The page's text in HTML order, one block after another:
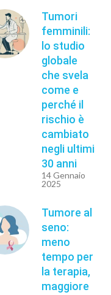
Tumori
femminili:
lo studio
globale
che svela
come e
perché il
rischio è
cambiato
negli ultimi
30 anni
14 Gennaio
2025
Tumore al
seno:
meno
tempo per
la terapia,
maggiore